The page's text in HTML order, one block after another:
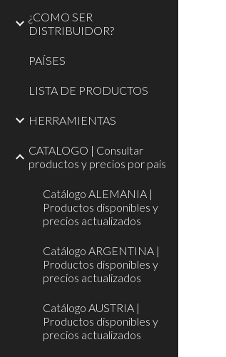
¿COMO SER
DISTRIBUIDOR?
PAÍSES
LISTA DE PRODUCTOS
HERRAMIENTAS
CATALOGO | Consultar
productos y precios por país
Catálogo ALEMANIA |
Productos disponibles y
precios actualizados
Catálogo ARGENTINA |
Productos disponibles y
precios actualizados
Catálogo AUSTRIA |
Productos disponibles y
precios actualizados